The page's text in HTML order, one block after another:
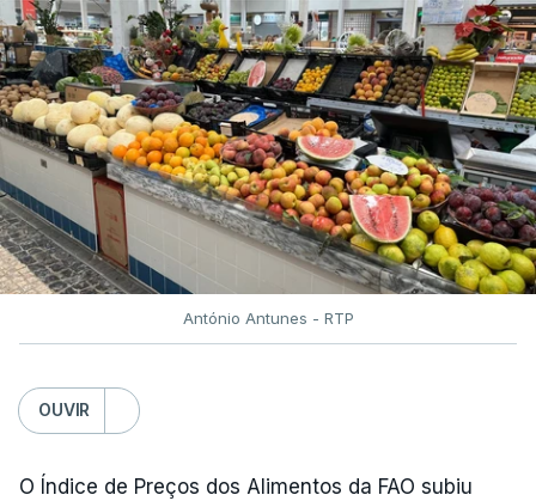
António Antunes - RTP
OUVIR
O Índice de Preços dos Alimentos da FAO subiu